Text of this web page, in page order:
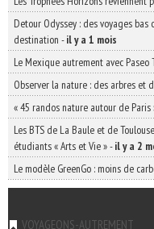
Detour Odyssey : des voyages bas
destination -il y a 1 mois
Le Mexique autrement avec Paseo
Observer la nature : des arbres et
« 45 randos nature autour de Paris
Les BTS de La Baule et de
étudiants « Arts et Vie »-il y a 2
Le modèle GreenGo : moins de
VOYAGEONS-AUTREMENT